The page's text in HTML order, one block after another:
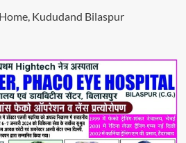
Kududand Bilaspur